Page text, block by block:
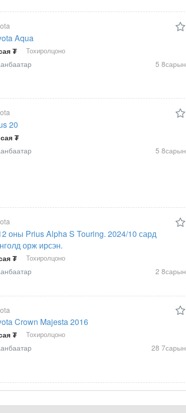
Aqua
₮ Тохиролцоно
5 8сарын
20
₮
5 8сарын
оны Prius Alpha S Touring. 2024/10 сард
орж ирсэн.
₮ Тохиролцоно
2 8сарын
Crown Majesta 2016
₮ Тохиролцоно
28 7сарын